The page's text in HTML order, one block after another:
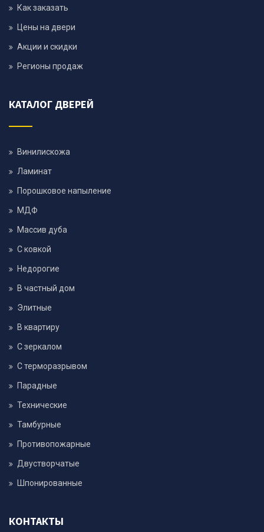
Как заказать
Цены на двери
Акции и скидки
Регионы продаж
КАТАЛОГ ДВЕРЕЙ
Винилискожа
Ламинат
Порошковое напыление
МДФ
Массив дуба
С ковкой
Недорогие
В частный дом
Элитные
В квартиру
С зеркалом
С терморазрывом
Парадные
Технические
Тамбурные
Противопожарные
Двустворчатые
Шпонированные
КОНТАКТЫ